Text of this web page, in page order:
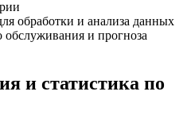
обработки и анализа данных
и прогноза
и статистика по